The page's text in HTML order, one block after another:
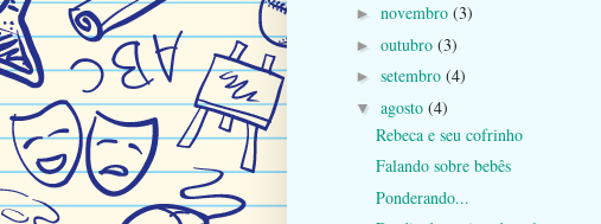
► novembro (3)
► outubro (3)
► setembro (4)
▼ agosto (4)
Rebeca e seu cofrinho
Falando sobre bebês
Ponderando...